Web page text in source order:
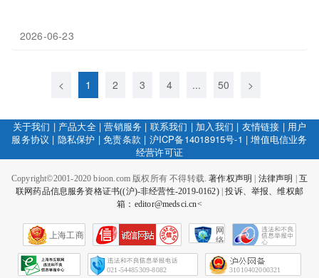
2026-06-23
< 1 2 3 4 ... 50 >
关于我们 | 产品大全|营销服务 | 联系我们 | 加入我们 | 友情链接 | 用户
服务协议 | 隐私保护 |免责条款 | 沪ICP备14018915号-1 |增值电信业务
经营许可证
Copyright©2001-2020 bioon.com 版权所有 不得转载.著作权声明 法律声明
互
联网药品信息服务资格证书((沪)-非经营性-2019-0162)|投诉、举报、维权邮
箱：editor@medsci.cn<
上海工商
网
络
会
征
021-54485309-8082 31010402000321